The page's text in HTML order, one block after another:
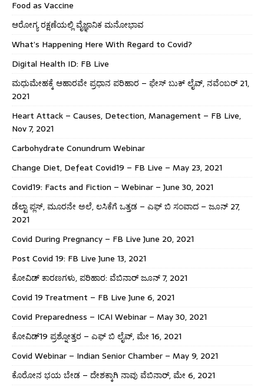
Food as Vaccine
ಆರೋಗ್ಯ ರಕ್ಷಣೆಯಲ್ಲಿ ವೈಜ್ಞಾನಿಕ ಮನೋಭಾವ
What’s Happening Here With Regard to Covid?
Digital Health ID: FB Live
ಮಧುಮೇಹಕ್ಕೆ ಆಹಾರವೇ ಪ್ರಧಾನ ಪರಿಹಾರ – ಫೇಸ್ ಬುಕ್ ಲೈವ್, ನವೆಂಬರ್ 21,
2021
Heart Attack – Causes, Detection, Management – FB Live,
Nov 7, 2021
Carbohydrate Conundrum Webinar
Change Diet, Defeat Covid19 – FB Live – May 23, 2021
Covid19: Facts and Fiction – Webinar – June 30, 2021
ಡೆಲ್ಟಾ ಪ್ಲಸ್, ಮೂರನೇ ಅಲೆ, ಲಸಿಕೆಗೆ ಒತ್ತಡ – ಎಫ್ ಬಿ ಸಂವಾದ – ಜೂನ್ 27,
2021
Covid During Pregnancy – FB Live June 20, 2021
Post Covid 19: FB Live June 13, 2021
ಕೋವಿಡ್ ಕಾರಣಗಳು, ಪರಿಹಾರ: ವೆಬಿನಾರ್ ಜೂನ್ 7, 2021
Covid 19 Treatment – FB Live June 6, 2021
Covid Preparedness – ICAI Webinar – May 30, 2021
ಕೋವಿಡ್19 ಪ್ರಶ್ನೋತ್ತರ – ಎಫ್ ಬಿ ಲೈವ್, ಮೇ 16, 2021
Covid Webinar – Indian Senior Chamber – May 9, 2021
ಕೊರೋನ ಭಯ ಬೇಡ – ದೇಶಕ್ಕಾಗಿ ನಾವು ವೆಬಿನಾರ್, ಮೇ 6, 2021